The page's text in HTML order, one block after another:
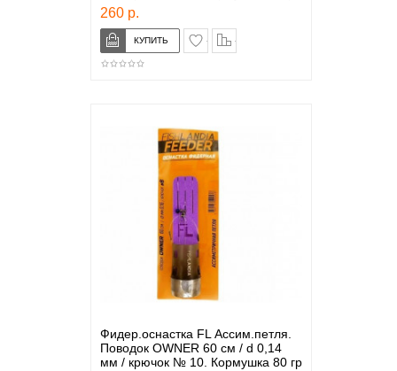
260 р.
в закладки
Фидер.оснастка FL Ассим.петля.
Поводок OWNER 60 см / d 0,14
мм / крючок № 10. Кормушка 80 гр